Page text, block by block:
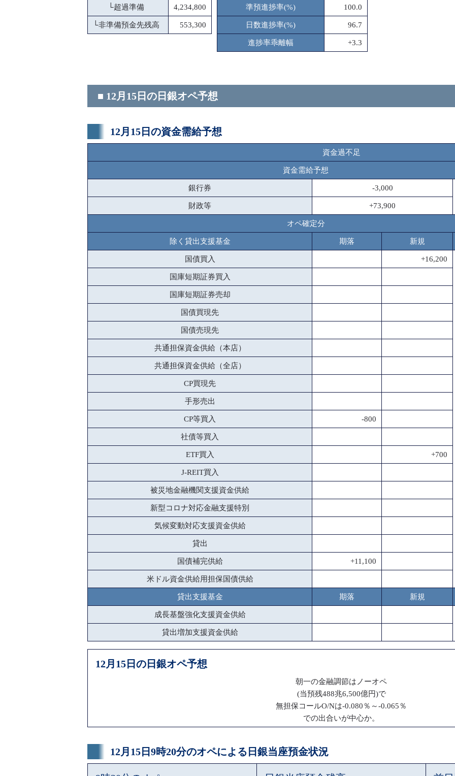
└超過準備 4,234,800
└非準備預金先残高 553,300
準預進捗率(%) 100.0
日数進捗率(%) 96.7
進捗率乖離幅 +3.3
■ 12月15日の日銀オペ予想
12月15日の資金需給予想
資金過不足
資金需給予想
銀行券 -3,000
財政等 +73,900
オペ確定分
除く貸出支援基金 期落 新規
国債買入 +16,200
国庫短期証券買入
国庫短期証券売却
国債買現先
国債売現先
共通担保資金供給（本店）
共通担保資金供給（全店）
CP買現先
手形売出
CP等買入 -800
社債等買入
ETF買入 +700
J-REIT買入
被災地金融機関支援資金供給
新型コロナ対応金融支援特別
気候変動対応支援資金供給
貸出
国債補完供給 +11,100
米ドル資金供給用担保国債供給
貸出支援基金 期落 新規
成長基盤強化支援資金供給
貸出増加支援資金供給
12月15日の日銀オペ予想
朝一の金融調節はノーオペ
(当預残488兆6,500億円)で
無担保コールO/Nは-0.080％～-0.065％
での出合いが中心か。
12月15日9時20分のオペによる日銀当座預金状況